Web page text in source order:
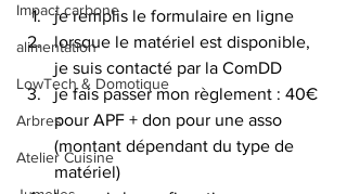
Impact carbone
alimentation
LowTech & Domotique
Arbres
Atelier Cuisine
je remplis le formulaire en ligne
lorsque le matériel est disponible,
je suis contacté par la ComDD
je fais passer mon règlement : 40€
pour APF + don pour une asso
(montant dépendant du type de
matériel)